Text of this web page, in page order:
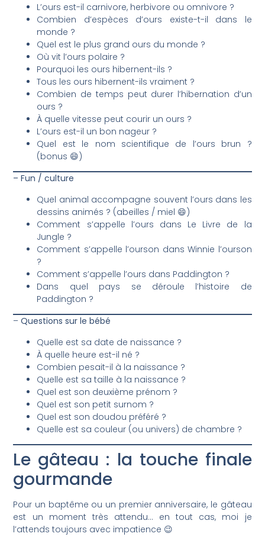
L’ours est-il carnivore, herbivore ou omnivore ?
Combien d’espèces d’ours existe-t-il dans le
monde ?
Quel est le plus grand ours du monde ?
Où vit l’ours polaire ?
Pourquoi les ours hibernent-ils ?
Tous les ours hibernent-ils vraiment ?
Combien de temps peut durer l’hibernation d’un
ours ?
À quelle vitesse peut courir un ours ?
L’ours est-il un bon nageur ?
Quel est le nom scientifique de l’ours brun ?
(bonus 😄)
– Fun / culture
Quel animal accompagne souvent l’ours dans les
dessins animés ? (abeilles / miel 😄)
Comment s’appelle l’ours dans Le Livre de la
Jungle ?
Comment s’appelle l’ourson dans Winnie l’ourson
?
Comment s’appelle l’ours dans Paddington ?
Dans quel pays se déroule l’histoire de
Paddington ?
–Questions sur le bébé
Quelle est sa date de naissance ?
À quelle heure est-il né ?
Combien pesait-il à la naissance ?
Quelle est sa taille à la naissance ?
Quel est son deuxième prénom ?
Quel est son petit surnom ?
Quel est son doudou préféré ?
Quelle est sa couleur (ou univers) de chambre ?
Le gâteau : la touche finale
gourmande
Pour un baptême ou un premier anniversaire, le gâteau
est un moment très attendu… en tout cas, moi je
l’attends toujours avec impatience 😉